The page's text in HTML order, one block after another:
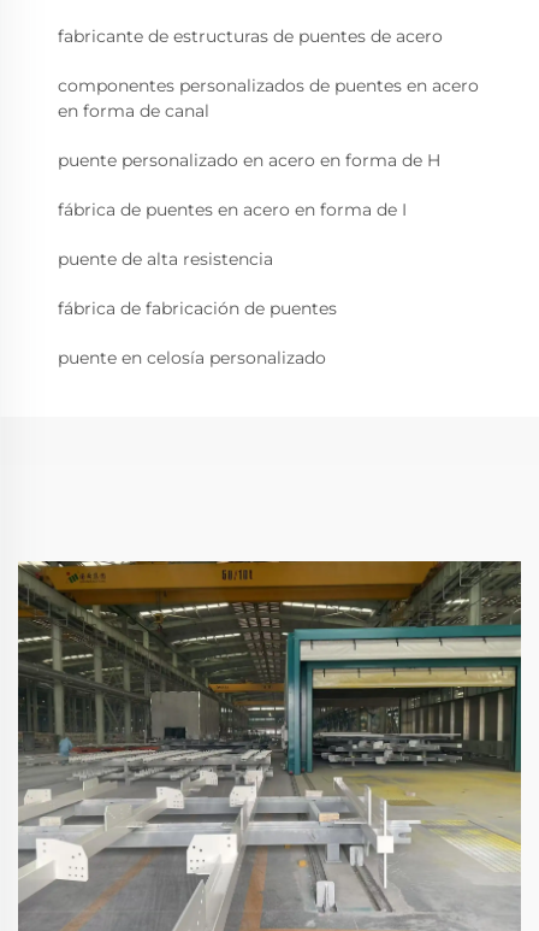
fabricante de estructuras de puentes de acero
componentes personalizados de puentes en acero
en forma de canal
puente personalizado en acero en forma de H
fábrica de puentes en acero en forma de I
puente de alta resistencia
fábrica de fabricación de puentes
puente en celosía personalizado